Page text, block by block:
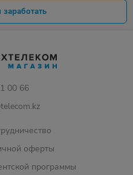
00 66
оферты
программы